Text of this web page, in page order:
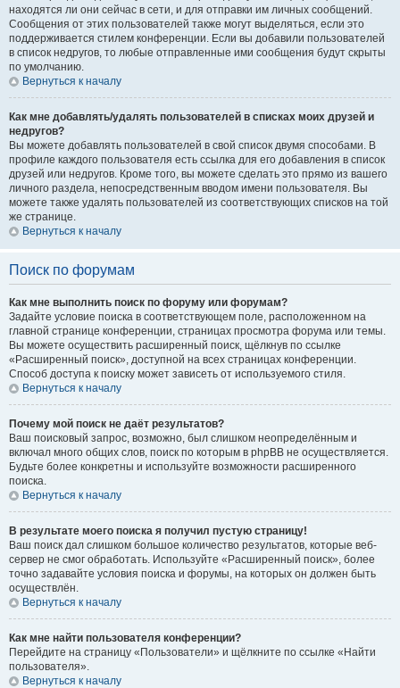
находятся ли они сейчас в сети, и для отправки им личных сообщений.
Сообщения от этих пользователей также могут выделяться, если это
поддерживается стилем конференции. Если вы добавили пользователей
в список недругов, то любые отправленные ими сообщения будут скрыты
по умолчанию.
Вернуться к началу
Как мне добавлять/удалять пользователей в списках моих друзей и
недругов?
Вы можете добавлять пользователей в свой список двумя способами. В
профиле каждого пользователя есть ссылка для его добавления в список
друзей или недругов. Кроме того, вы можете сделать это прямо из вашего
личного раздела, непосредственным вводом имени пользователя. Вы
можете также удалять пользователей из соответствующих списков на той
же странице.
Вернуться к началу
Поиск по форумам
Как мне выполнить поиск по форуму или форумам?
Задайте условие поиска в соответствующем поле, расположенном на
главной странице конференции, страницах просмотра форума или темы.
Вы можете осуществить расширенный поиск, щёлкнув по ссылке
«Расширенный поиск», доступной на всех страницах конференции.
Способ доступа к поиску может зависеть от используемого стиля.
Вернуться к началу
Почему мой поиск не даёт результатов?
Ваш поисковый запрос, возможно, был слишком неопределённым и
включал много общих слов, поиск по которым в phpBB не осуществляется.
Будьте более конкретны и используйте возможности расширенного
поиска.
Вернуться к началу
В результате моего поиска я получил пустую страницу!
Ваш поиск дал слишком большое количество результатов, которые веб-
сервер не смог обработать. Используйте «Расширенный поиск», более
точно задавайте условия поиска и форумы, на которых он должен быть
осуществлён.
Вернуться к началу
Как мне найти пользователя конференции?
Перейдите на страницу «Пользователи» и щёлкните по ссылке «Найти
пользователя».
Вернуться к началу